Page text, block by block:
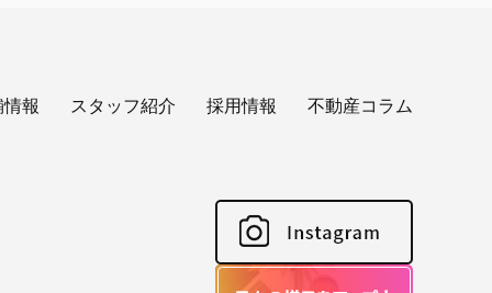
報 スタッフ紹介 採用情報 不動産コラム